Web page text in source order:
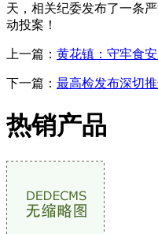
天，相关纪委发布了一条
动投案！
上一篇： 黄花镇：守牢食
下一篇： 最高检发布深切
热销产品